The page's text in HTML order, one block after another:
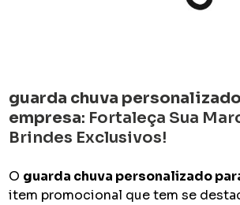
guarda chuva
empresa: Fortaleça Sua
Brindes Exclusivos!
O guarda chuva personalizado
item promocional que tem se